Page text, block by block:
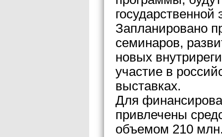
государственной
Запланировано
семинаров,
новых
участие в
выставках.
Для
привлечены
объемом 210